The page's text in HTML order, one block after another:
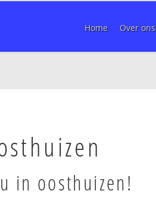
Home Over ons
in oosthuizen!